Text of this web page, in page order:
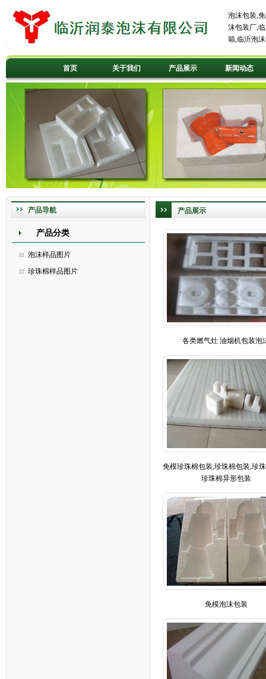
泡沫包装,
沫包装厂,
箱,临沂泡
首页 关于我们 产品展示 新闻动态
产品导航
产品分类
泡沫样品图片
珍珠棉样品图片
产品展示
各类燃气灶 油烟机包装泡
免模珍珠棉包装,珍珠棉包装,珍
珍珠棉异形包装
免模泡沫包装